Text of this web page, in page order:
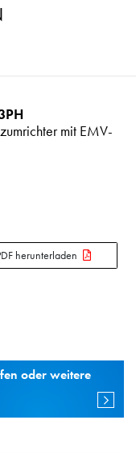
mit EMV-
herunterladen
oder weitere